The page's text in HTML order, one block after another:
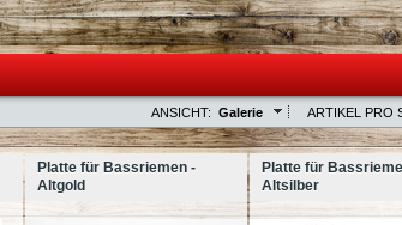
ARTIKEL PRO
ANSICHT: Galerie
Platte für Bassriemen -
Altgold
Platte für
Altsilber